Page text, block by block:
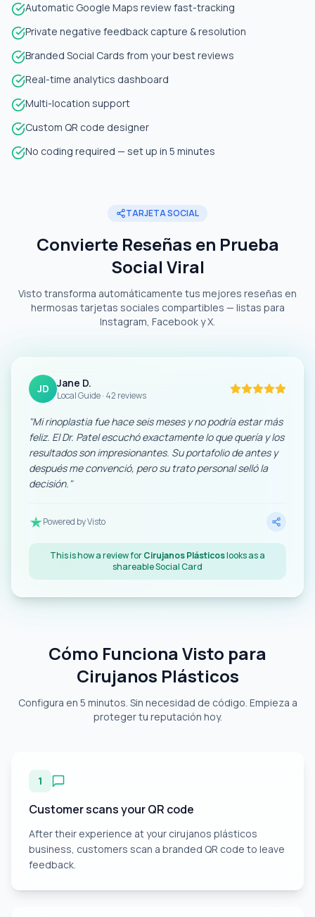
Automatic Google Maps review fast-tracking
Private negative feedback capture & resolution
Branded Social Cards from your best reviews
Real-time analytics dashboard
Multi-location support
Custom QR code designer
No coding required — set up in 5 minutes
TARJETA SOCIAL
Convierte Reseñas en Prueba
Social Viral
Visto transforma automáticamente tus mejores reseñas en
hermosas tarjetas sociales compartibles — listas para
Instagram, Facebook y X.
JD Jane D.
Local Guide · 42 reviews
"Mi rinoplastia fue hace seis meses y no podría estar más
feliz. El Dr. Patel escuchó exactamente lo que quería y los
resultados son impresionantes. Su portafolio de antes y
después me convenció, pero su trato personal selló la
decisión. "
Powered by Visto
This is how a review forCirujanos Plásticoslooks as a
shareable Social Card
Cómo Funciona Visto para
Cirujanos Plásticos
Configura en 5 minutos. Sin necesidad de código. Empieza a
proteger tu reputación hoy.
1
Customer scans your QR code
After their experience at your cirujanos plásticos
business, customers scan a branded QR code to leave
feedback.